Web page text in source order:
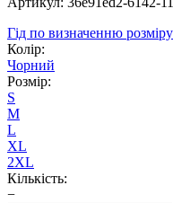
Гід по визначенню розміру
Колір:
Чорний
Розмір:
S
M
L
XL
2XL
Кількість:
−